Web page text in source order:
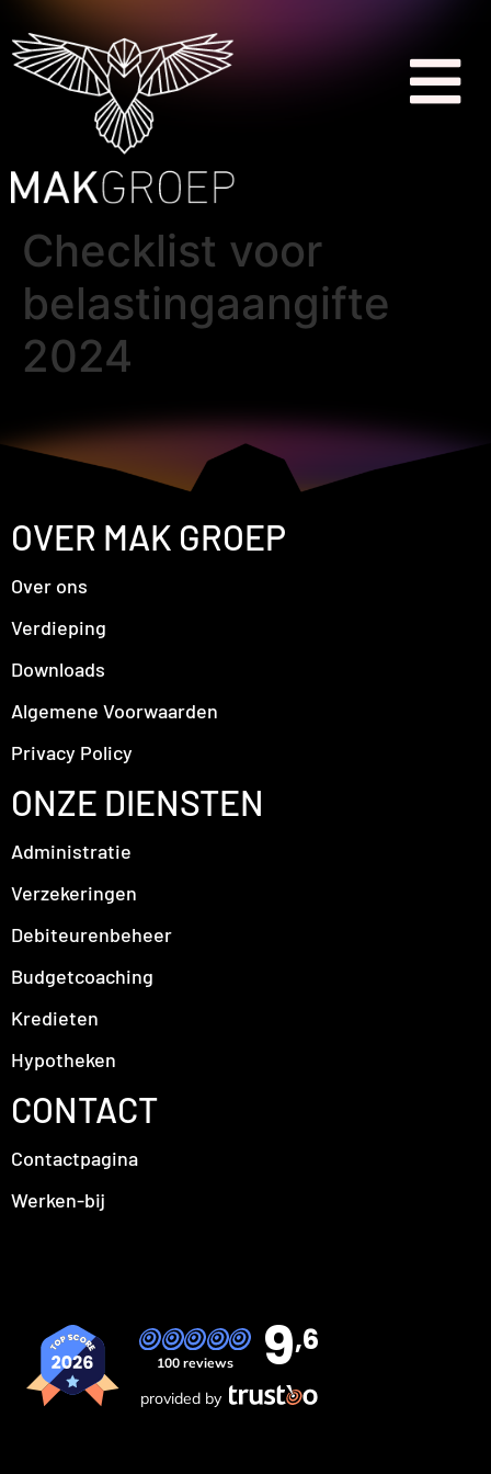
Checklist voor
belastingaangifte
2024
OVER MAK GROEP
Over ons
Verdieping
Downloads
Algemene Voorwaarden
Privacy Policy
ONZE DIENSTEN
Administratie
Verzekeringen
Debiteurenbeheer
Budgetcoaching
Kredieten
Hypotheken
CONTACT
Contactpagina
Werken-bij
100 reviews 9,6
provided by